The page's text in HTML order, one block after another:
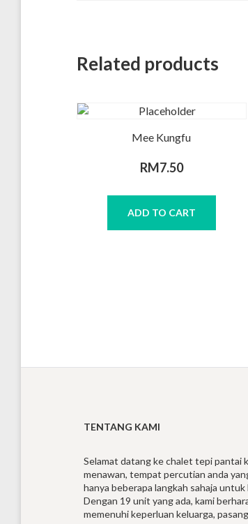
Related products
Mee Kungfu
RM7.50
ADD TO CART
TENTANG KAMI
Selamat datang ke chalet tepi pantai
menawan, tempat percutian anda
hanya beberapa langkah sahaja untuk
Dengan 19 unit yang ada, kami
memenuhi keperluan keluarga,